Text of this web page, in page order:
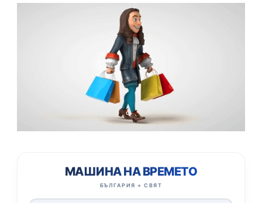
МАШИНА НА ВРЕМЕТО
БЪЛГАРИЯ + СВЯТ